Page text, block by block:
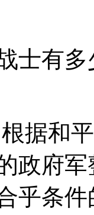
士有
据和
政府
乎条